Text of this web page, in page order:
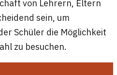
von Lehrern, Eltern
sein, um
Schüler die Möglichkeit
zu besuchen.